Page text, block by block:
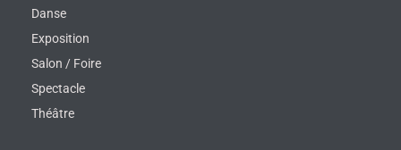
Danse
Exposition
Salon / Foire
Spectacle
Théâtre